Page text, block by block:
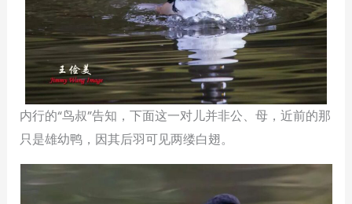
内行的“鸟叔”告知，下面这一对儿并非公、母，近前的那
只是雄幼鸭，因其后羽可见两缕白翅。